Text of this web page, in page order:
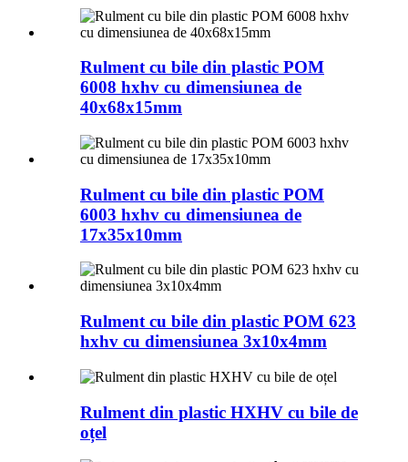
Rulment cu bile din plastic POM
6008 hxhv cu dimensiunea de
40x68x15mm
Rulment cu bile din plastic POM
6003 hxhv cu dimensiunea de
17x35x10mm
Rulment cu bile din plastic POM 623
hxhv cu dimensiunea 3x10x4mm
Rulment din plastic HXHV cu bile de
oțel